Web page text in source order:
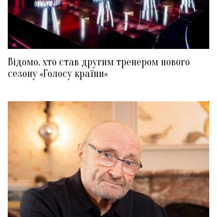
Відомо, хто став другим тренером нового
сезону «Голосу країни»